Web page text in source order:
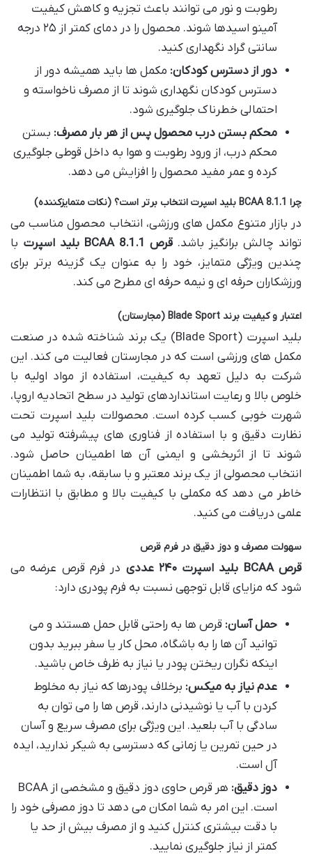
رطوبت و نور می توانند باعث تجزیه و کاهش کیفیت
آمینو اسیدها شوند. محصول را در دمای کمتر از ۲۵ درجه
سانتی گراد نگهداری کنید.
دور از دسترس کودکان: مکمل ها باید همیشه دور از
دسترس کودکان نگهداری شوند تا از مصرف ناخواسته و
احتمالی خطرناک جلوگیری شود.
محکم بستن درب محصول پس از هر بار مصرف: بستن
محکم درب، از ورود رطوبت و هوا به داخل قوطی جلوگیری
کرده و عمر مفید محصول را افزایش می دهد.
چرا BCAA 8.1.1 بلید اسپرت انتخاب برتر است؟ (نکات متمایزکننده)
در بازار متنوع مکمل های ورزشی، انتخاب محصول مناسب می
تواند چالش برانگیز باشد. قرص BCAA 8.1.1 بلید اسپرت
با
چندین ویژگی متمایز، خود را به عنوان یک گزینه برتر برای
ورزشکاران حرفه ای و نیمه حرفه ای مطرح می کند.
اعتبار و کیفیت برند Blade Sport (مجارستان)
بلید اسپرت (Blade Sport) یک برند شناخته شده در صنعت
مکمل های ورزشی است که در مجارستان فعالیت می کند. این
شرکت به دلیل تعهد به کیفیت، استفاده از مواد اولیه با
خلوص بالا و رعایت استانداردهای تولید در سطح اتحادیه اروپا،
شهرت خوبی کسب کرده است. محصولات بلید اسپرت تحت
نظارت دقیق و با استفاده از فناوری های پیشرفته تولید می
شوند تا از اثربخشی و ایمنی آن ها اطمینان حاصل شود.
انتخاب محصولی از یک برند معتبر و با سابقه، به شما اطمینان
خاطر می دهد که مکملی با کیفیت بالا و مطابق با انتظارات
علمی دریافت می کنید.
سهولت مصرف و دوز دقیق در فرم قرص
قرص BCAA بلید اسپرت ۲۴۰ عددی
در فرم قرص عرضه می
شود که مزایای قابل توجهی نسبت به فرم پودری دارد:
حمل آسان: قرص ها به راحتی قابل حمل هستند و می
توانید آن ها را به باشگاه، محل کار یا سفر ببرید بدون
اینکه نگران ریختن پودر یا نیاز به ظرف خاص باشید.
عدم نیاز به میکس: برخلاف پودرها که نیاز به مخلوط
کردن با آب یا نوشیدنی دارند، قرص ها را می توان به
سادگی با آب بلعید. این ویژگی برای مصرف سریع و آسان
در حین تمرین یا زمانی که دسترسی به شیکر ندارید، ایده
آل است.
دوز دقیق:
هر قرص حاوی دوز دقیق و مشخصی از BCAA
است. این امر به شما امکان می دهد تا دوز مصرفی خود را
با دقت بیشتری کنترل کنید و از مصرف بیش از حد یا
کمتر از نیاز جلوگیری نمایید.